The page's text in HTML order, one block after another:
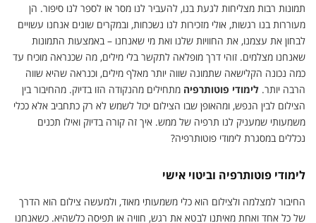
תמונות רבות מצליחות לגעת בנו, להעביר לנו מסר או לספר לנו סיפור. הן
מעוררות בנו רגשות, אולי מזכירות לנו נשכחות, ובמקרים שונים אנחנו עשויים
לבחון את עצמנו, את החוויות שלנו ואת מי שאנחנו – באמצעות התמונות
שאנחנו מצלמים. זוהי דרך מופלאה לתקשר בלי מילים, מה שכנראה מוכיח עד
כמה נכונה הקלישאה שתמונה שווה יותר מאלף מילים, וכנראה שהיא שווה
הרבה יותר. לימודי פוטותרפיה מתחילים מהנקודה הזו בדיוק. מהחיבור בין
הצילום לבין הנפש, ומהאופן שבו הצילום יכול לשמש לא רק כתחביב אלא ככלי
משמעותי שמעניק לנו תרפיה של ממש. איך זה קורה בדיוק ואילו תכנים
נכללים במסגרת לימודי פוטותרפיה?
לימודי פוטותרפיה וביטוי אישי
החיבור למצלמה ולצילום הוא כלי משמעותי מאוד, ולמעשה צילום הוא הדרך
של כל אחד ואחת מאיתנו לבטא את רגש, חוויה או תפיסה כלשהיא. כשאנחנו